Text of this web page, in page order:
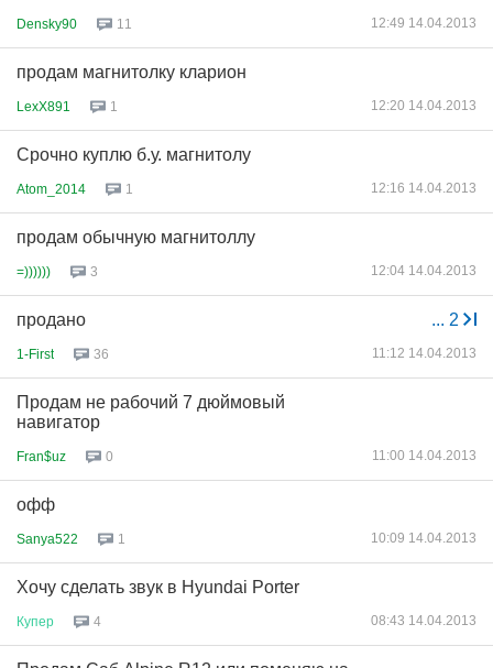
Densky90 11 12:49 14.04.2013
продам магнитолку кларион
LexX891 1 12:20 14.04.2013
Срочно куплю б.у. магнитолу
Atom_2014 1 12:16 14.04.2013
продам обычную магнитоллу
=)))))) 3 12:04 14.04.2013
... 2
продано
1-First 36 11:12 14.04.2013
Продам не рабочий 7 дюймовый
навигатор
Fran$uz 0 11:00 14.04.2013
офф
Sanya522 1 10:09 14.04.2013
Хочу сделать звук в Hyundai Porter
Купер 4 08:43 14.04.2013